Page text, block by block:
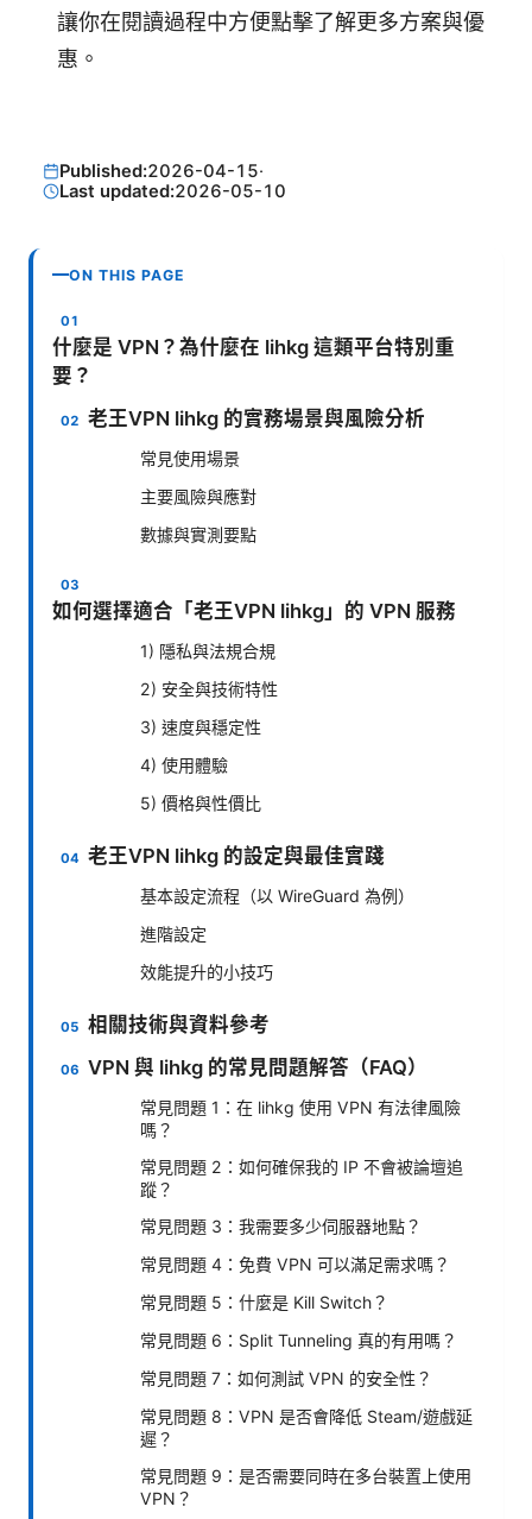
讓你在閱讀過程中方便點擊了解更多方案與優
惠。
Published:2026-04-15·
Last updated:2026-05-10
ON THIS PAGE
什麼是 VPN？為什麼在 lihkg 這類平台特別重
要？
老王VPN lihkg 的實務場景與風險分析
常見使用場景
主要風險與應對
數據與實測要點
如何選擇適合「老王VPN lihkg」的 VPN 服務
1) 隱私與法規合規
2) 安全與技術特性
3) 速度與穩定性
4) 使用體驗
5) 價格與性價比
老王VPN lihkg 的設定與最佳實踐
基本設定流程（以 WireGuard 為例）
進階設定
效能提升的小技巧
相關技術與資料參考
VPN 與 lihkg 的常見問題解答（FAQ）
常見問題 1：在 lihkg 使用 VPN 有法律風險
嗎？
常見問題 2：如何確保我的 IP 不會被論壇追
蹤？
常見問題 3：我需要多少伺服器地點？
常見問題 4：免費 VPN 可以滿足需求嗎？
常見問題 5：什麼是 Kill Switch？
常見問題 6：Split Tunneling 真的有用嗎？
常見問題 7：如何測試 VPN 的安全性？
常見問題 8：VPN 是否會降低 Steam/遊戲延
遲？
常見問題 9：是否需要同時在多台裝置上使用
VPN？